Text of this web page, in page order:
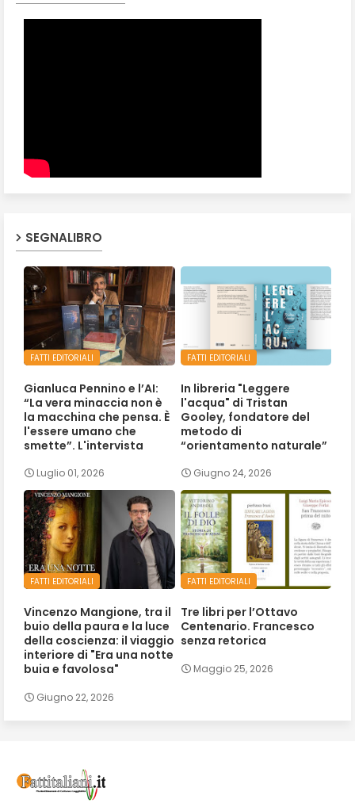
SEGNALIBRO
FATTI EDITORIALI
Gianluca Pennino e l’AI:
“La vera minaccia non è
la macchina che pensa. È
l'essere umano che
smette”. L'intervista
Luglio 01, 2026
FATTI EDITORIALI
In libreria "Leggere
l'acqua" di Tristan
Gooley, fondatore del
metodo di
“orientamento naturale”
Giugno 24, 2026
FATTI EDITORIALI
Vincenzo Mangione, tra il
buio della paura e la luce
della coscienza: il viaggio
interiore di "Era una notte
buia e favolosa"
Giugno 22, 2026
FATTI EDITORIALI
Tre libri per l’Ottavo
Centenario. Francesco
senza retorica
Maggio 25, 2026